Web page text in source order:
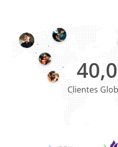
Clientes